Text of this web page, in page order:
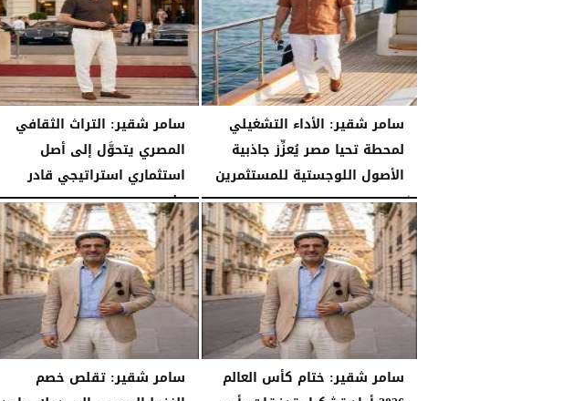
سامر شقير: الأداء التشغيلي
لمحطة تحيا مصر يُعزِّز جاذبية
الأصول اللوجستية للمستثمرين
الأحد، 26 يوليو 2026 07:27 مـ
سامر شقير: التراث الثقافي
المصري يتحوَّل إلى أصل
استثماري استراتيجي قادر
على...
الأحد، 26 يوليو 2026 07:16 مـ
سامر شقير: ختام كأس العالم
سامر شقير: تقلص خصم